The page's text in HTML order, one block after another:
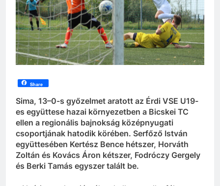
Share
Sima, 13–0-s győzelmet aratott az Érdi VSE U19-
es együttese hazai környezetben a Bicskei TC
ellen a regionális bajnokság középnyugati
csoportjának hatodik körében. Serfőző István
együttesében Kertész Bence hétszer, Horváth
Zoltán és Kovács Áron kétszer, Fodróczy Gergely
és Berki Tamás egyszer talált be.